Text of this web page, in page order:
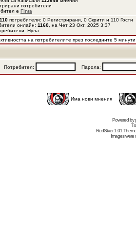
потребители
е Finta
110 потребители: 0 Регистрирани, 0 Скрити и 110
онлайн: 1160 , на Чет 23 Окт, 2025 3:37
Нула
на потребителите през последните 5 минути
Потребител: Парола:
Има нови мнения
Powered by
RedSilver 1.01
Images were